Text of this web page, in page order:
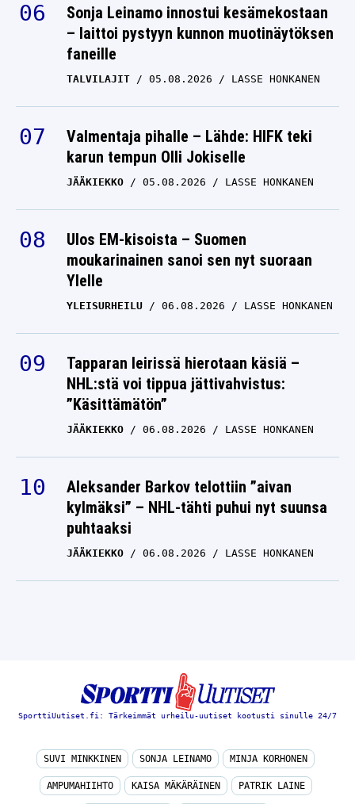
Sonja Leinamo innostui kesämekostaan
– laittoi pystyyn kunnon muotinäytöksen
faneille
TALVILAJIT 05.08.2026 LASSE HONKANEN
Valmentaja pihalle – Lähde: HIFK teki
karun tempun Olli Jokiselle
JÄÄKIEKKO 05.08.2026 LASSE HONKANEN
Ulos EM-kisoista – Suomen
moukarinainen sanoi sen nyt suoraan
Ylelle
YLEISURHEILU 06.08.2026 LASSE HONKANEN
Tapparan leirissä hierotaan käsiä –
NHL:stä voi tippua jättivahvistus:
”Käsittämätön”
JÄÄKIEKKO 06.08.2026 LASSE HONKANEN
Aleksander Barkov telottiin ”aivan
kylmäksi” – NHL-tähti puhui nyt suunsa
puhtaaksi
JÄÄKIEKKO 06.08.2026 LASSE HONKANEN
SporttiUutiset.fi: Tärkeimmät urheilu-uutiset kootusti sinulle 24/7
SUVI MINKKINEN SONJA LEINAMO MINJA KORHONEN
AMPUMAHIIHTO KAISA MÄKÄRÄINEN PATRIK LAINE